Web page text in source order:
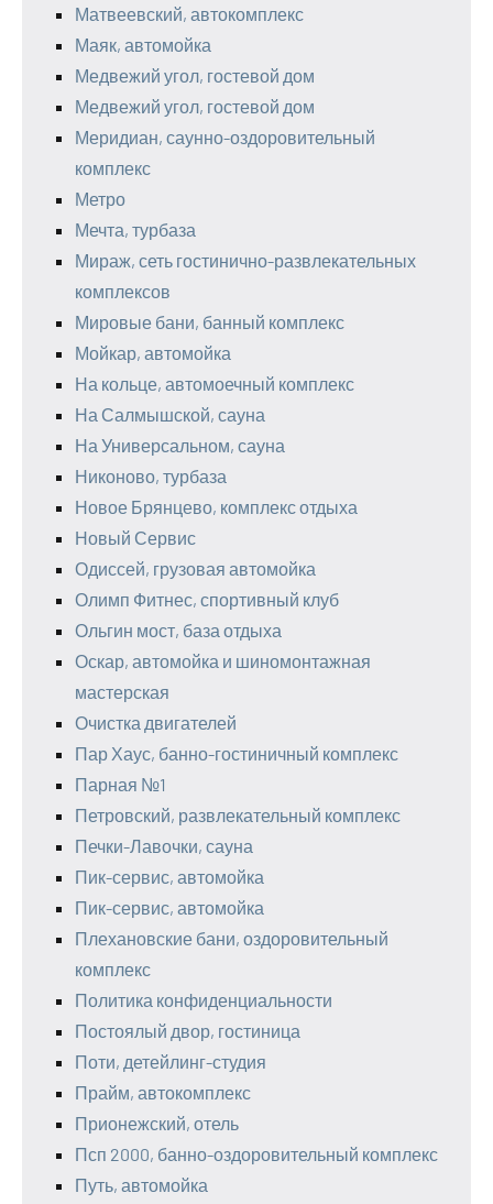
Матвеевский, автокомплекс
Маяк, автомойка
Медвежий угол, гостевой дом
Медвежий угол, гостевой дом
Меридиан, саунно-оздоровительный
комплекс
Метро
Мечта, турбаза
Мираж, сеть гостинично-развлекательных
комплексов
Мировые бани, банный комплекс
Мойкар, автомойка
На кольце, автомоечный комплекс
На Салмышской, сауна
На Универсальном, сауна
Никоново, турбаза
Новое Брянцево, комплекс отдыха
Новый Сервис
Одиссей, грузовая автомойка
Олимп Фитнес, спортивный клуб
Ольгин мост, база отдыха
Оскар, автомойка и шиномонтажная
мастерская
Очистка двигателей
Пар Хаус, банно-гостиничный комплекс
Парная №1
Петровский, развлекательный комплекс
Печки-Лавочки, сауна
Пик-сервис, автомойка
Пик-сервис, автомойка
Плехановские бани, оздоровительный
комплекс
Политика конфиденциальности
Постоялый двор, гостиница
Поти, детейлинг-студия
Прайм, автокомплекс
Прионежский, отель
Псп 2000, банно-оздоровительный комплекс
Путь, автомойка